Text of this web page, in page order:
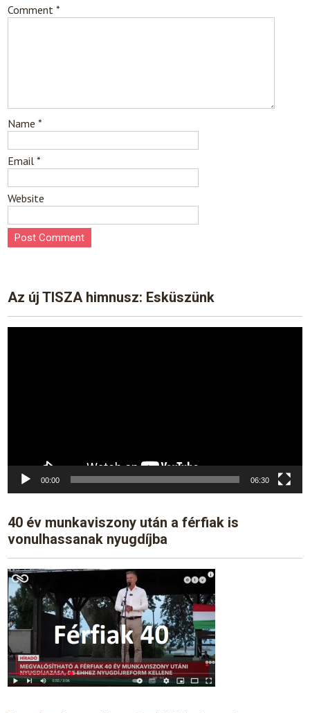
Comment*
Name*
Email*
Website
Az új TISZA himnusz: Esküszünk
00:00 06:30
40 év munkaviszony után a férfiak is
vonulhassanak nyugdíjba